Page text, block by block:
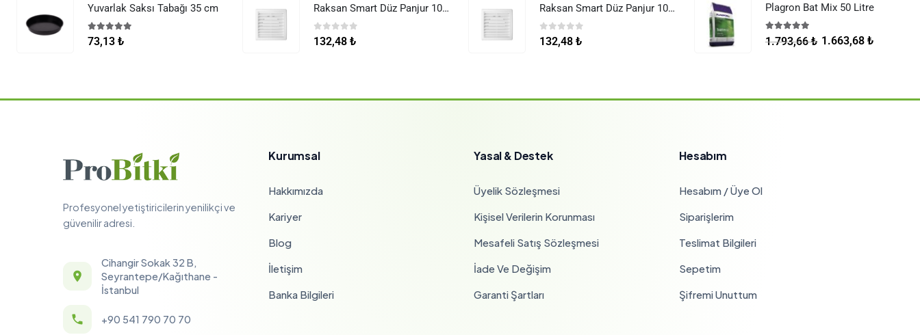
Yuvarlak Saksı Tabağı 35 cm
5.00 5 üzerinden
73,13 ₺
Raksan Smart Düz Panjur 100 mm Sinek Telli
0 5 üzerinden
132,48 ₺
Raksan Smart Düz Panjur 100 mm Sinek Telli
0 5 üzerinden
132,48 ₺
Plagron Bat Mix 50 Litre
5.00 5 üzerinden
1.793,66₺ 1.663,68 ₺
Profesyonel yetiştiricilerin yenilikçi ve
güvenilir adresi.
Cihangir Sokak 32 B,
Seyrantepe/Kağıthane -
İstanbul
+90 541 790 70 70
Kurumsal
Hakkımızda
Kariyer
Blog
İletişim
Banka Bilgileri
Yasal & Destek
Üyelik Sözleşmesi
Kişisel Verilerin Korunması
Mesafeli Satış Sözleşmesi
İade Ve Değişim
Garanti Şartları
Hesabım
Hesabım / Üye Ol
Siparişlerim
Teslimat Bilgileri
Sepetim
Şifremi Unuttum